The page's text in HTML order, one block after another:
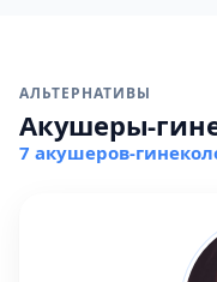
АЛЬТЕРНАТИВЫ
Акушеры-
7 акушеров-